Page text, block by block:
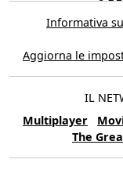
Informativa
Aggiorna le
IL
Multiplayer
The